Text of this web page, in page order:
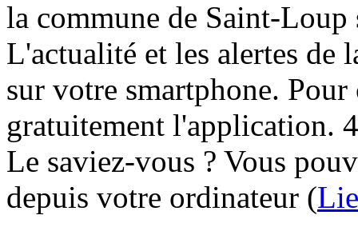
la commune de Saint-Loup
L'actualité et les alertes de
sur votre smartphone.
gratuitement l'application.
Le saviez-vous ? Vous
depuis votre ordinateur (